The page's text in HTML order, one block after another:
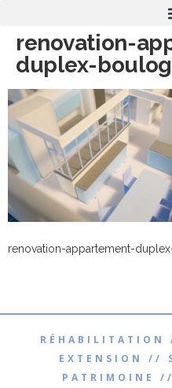
renovation-
duplex-
renovation-appartement-
EXTENSION //
PATRIMOINE